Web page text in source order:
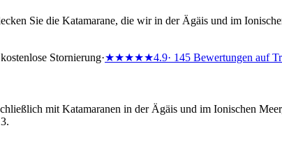
Sie die Katamarane, die wir in der Ägäis und im
Stornierung·★★★★★4.9· 145 Bewertungen auf
mit Katamaranen in der Ägäis und im Ionischen